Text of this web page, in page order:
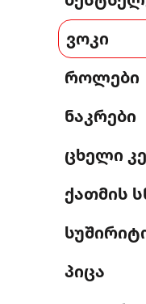
ვოკი
როლები
ნაკრები
ცხელი
ქათმის
პიცა